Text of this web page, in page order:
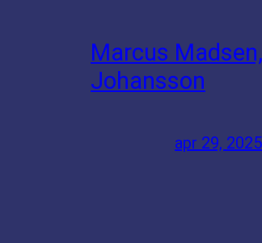
Marcus
Johansson
apr 29, 2025